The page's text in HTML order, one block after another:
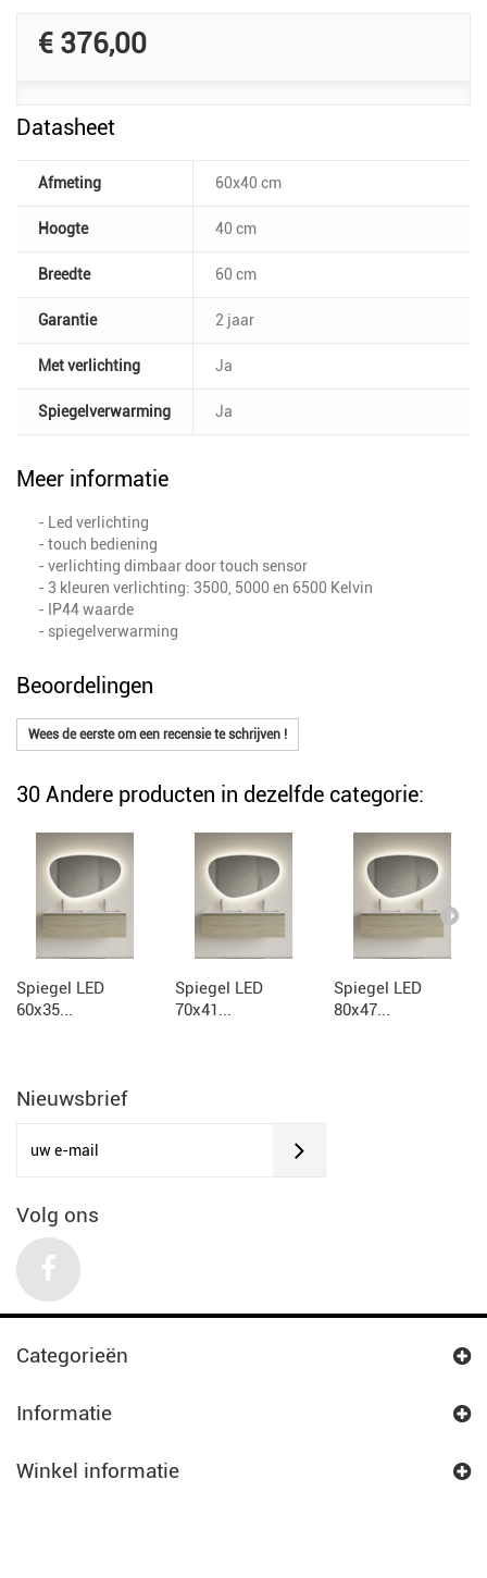
€ 376,00
Datasheet
Afmeting 60x40 cm
Hoogte 40 cm
Breedte 60 cm
Garantie 2 jaar
Met verlichting Ja
Spiegelverwarming Ja
Meer informatie
- Led verlichting
- touch bediening
- verlichting dimbaar door touch sensor
- 3 kleuren verlichting: 3500, 5000 en 6500 Kelvin
- IP44 waarde
- spiegelverwarming
Beoordelingen
Wees de eerste om een recensie te schrijven !
30 Andere producten in dezelfde categorie:
Spiegel LED
60x35...
Spiegel LED
70x41...
Spiegel LED
80x47...
Nieuwsbrief
Volg ons
Categorieën
Informatie
Winkel informatie